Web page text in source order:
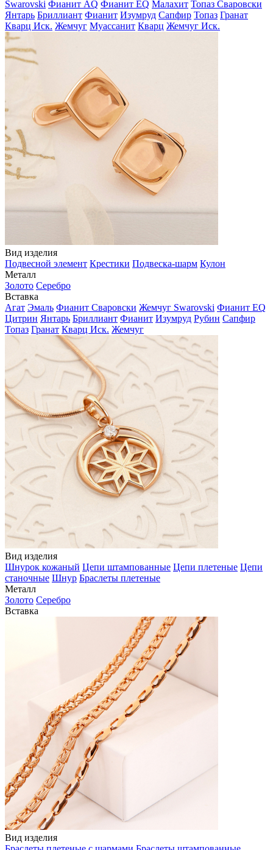
Swarovski Фианит AQ Фианит EQ Малахит Топаз Сваровски
Янтарь Бриллиант Фианит Изумруд Сапфир Топаз Гранат
Кварц Иск. Жемчуг Муассанит Кварц Жемчуг Иск.
Вид изделия
Подвесной элемент Крестики Подвеска-шарм Кулон
Металл
Золото Серебро
Вставка
Агат Эмаль Фианит Сваровски Жемчуг Swarovski Фианит EQ
Цитрин Янтарь Бриллиант Фианит Изумруд Рубин Сапфир
Топаз Гранат Кварц Иск. Жемчуг
Вид изделия
Шнурок кожаный Цепи штампованные Цепи плетеные Цепи
станочные Шнур Браслеты плетеные
Металл
Золото Серебро
Вставка
Вид изделия